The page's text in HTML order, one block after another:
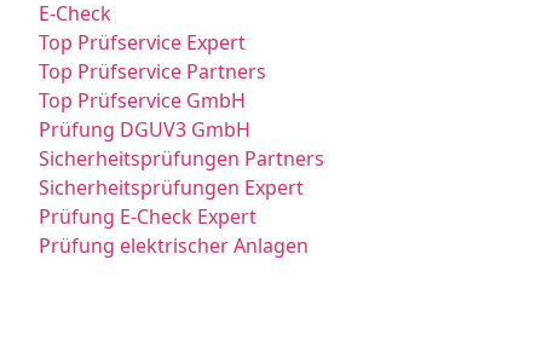
E-Check
Top Prüfservice Expert
Top Prüfservice Partners
Top Prüfservice GmbH
Prüfung DGUV3 GmbH
Sicherheitsprüfungen Partners
Sicherheitsprüfungen Expert
Prüfung E-Check Expert
Prüfung elektrischer Anlagen